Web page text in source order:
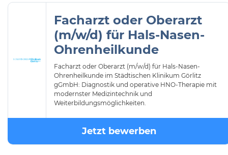
Facharzt oder Oberarzt
(m/w/d) für Hals-Nasen-
Ohrenheilkunde
Facharzt oder Oberarzt (m/w/d) für Hals-Nasen-
Ohrenheilkunde im Städtischen Klinikum Görlitz
gGmbH: Diagnostik und operative HNO-Therapie mit
modernster Medizintechnik und
Weiterbildungsmöglichkeiten.
Jetzt bewerben